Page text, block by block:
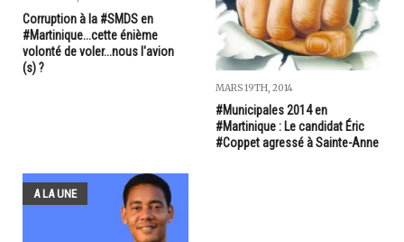
Corruption à la #SMDS en
#Martinique...cette énième
volonté de voler...nous l'avion
(s) ?
MARS 19TH, 2014
#Municipales 2014 en
#Martinique : Le candidat Éric
#Coppet agressé à Sainte-Anne
A LA UNE